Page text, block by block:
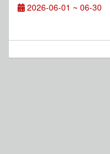
2026-06-01 ~ 06-30